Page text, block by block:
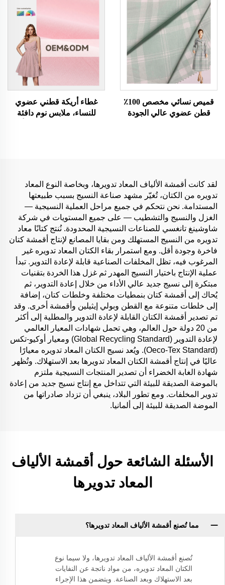
وقمصان البنات، قماش
مطاطي صيني عادي
قميص نسائي مخصص 100٪
قطن عضوي عالي الجودة
غطاء أريكة قطني عضوي
للنساء، ملابس نوم دافئة
لقد كانت أقمشة الألياف المعاد تدويرها، وبخاصة النوع المعاد
تدويره من الكتان، تُغيّر مشهد صناعة النسيج بسبب طبيعتها
المستدامة. نحن نتحكم في جميع مراحل العملية النسيجية —
الغزل والنسيج والتشطيب — على جميع المستويات في شركة
شاوشينغ تانغسي للصناعات النسيجية المحدودة. نُنتج كتانًا معاد
تدويره من النسيج المستهلك ومن بقايا المصانع لإنتاج أقمشة كتان
فاخرة وجودة أقل. ومع استمرار بقاء الكتان المعاد تدويره غير
المرغوب فيه، تظل المخلفات الصناعية قابلة لإعادة التدوير. تبدأ
عملية الإنتاج باختيار النسيج المهدر ثم غزل هذا الخردة بتقنيات
مبتكرة إلى نسيج جديد عالي الأداء من خلال إعادة التدوير، ثم
يُحاك إلى أقمشة كتان بنمطيات مختلفة وخلطات كتان، إضافة
إلى خلطات متنوعة مع القطن وبولي إيثيلين وأقمشة أخرى. وقد
تم تصدير أقمشة الكتان القابلة لإعادة التدوير والمطلية إلى أكثر
من 20 دولة حول العالم، وهي تحمل شهادات المعيار العالمي
لإعادة التدوير (Global Recycling Standard) ومعيار أوكيو-تكس
(Oeco-Tex Standard). ويُعد نسيج الكتان المعاد تدويره معيارًا
عاليًا في إنتاج أقمشة الكتان المعاد تدويرها بعد الاستهلاك. وتُظهر
شهادة الغابة الخضراء أن تصدير المنتجات النسيجية ملتزم
بالموضة الصديقة للبيئة التي تتداخل مع إنتاج نسيج جديد من إعادة
تدوير المخلفات. ومع تطور البلاد، ينبغي أن تزداد صادراتها من
الموضة الصديقة للبيئة إلى ألمانيا.
الأسئلة الشائعة حول أقمشة الألياف
المعاد تدويرها
مما تُصنع أقمشة الألياف المعاد تدويرها؟
تُصنع أقمشة الألياف المعاد تدويرها، ولا سيما نوع
الكتان المعاد تدويره، من مواد ناتجة عن النفايات
بعد الاستهلاك وبعد الصناعة. ويتضمن هذا الإجراء